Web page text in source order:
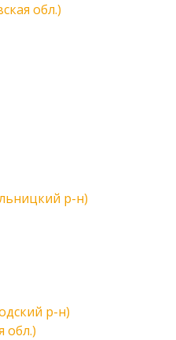
обл.)
р-н)
р-н)
обл.)